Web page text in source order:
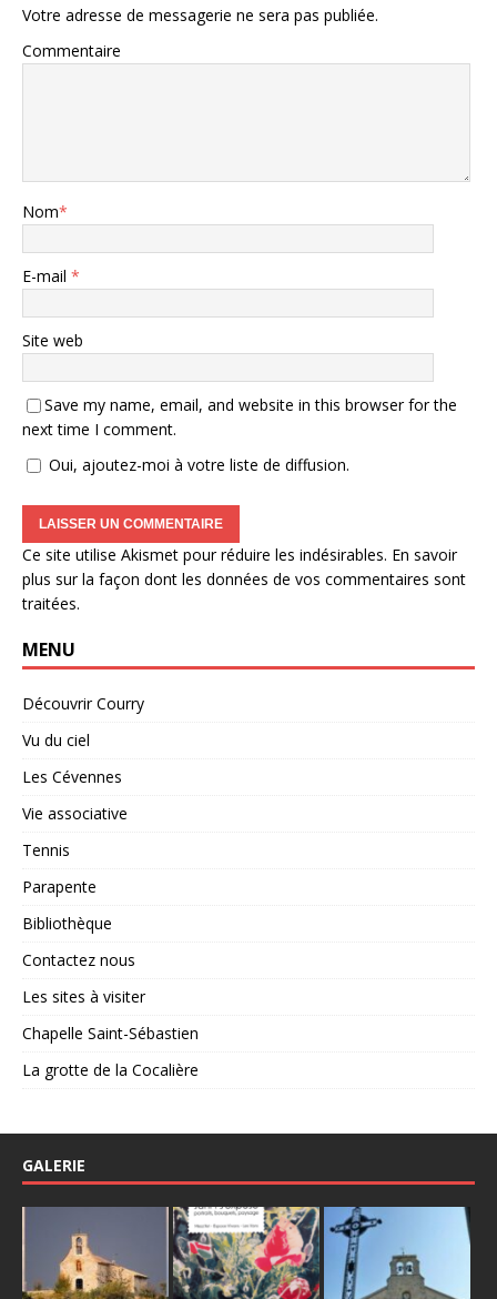
Votre adresse de messagerie ne sera pas publiée.
Commentaire
Nom*
E-mail *
Site web
Save my name, email, and website in this browser for the
next time I comment.
Oui, ajoutez-moi à votre liste de diffusion.
Ce site utilise Akismet pour réduire les indésirables. En savoir
plus sur la façon dont les données de vos commentaires sont
traitées.
MENU
Découvrir Courry
Vu du ciel
Les Cévennes
Vie associative
Tennis
Parapente
Bibliothèque
Contactez nous
Les sites à visiter
Chapelle Saint-Sébastien
La grotte de la Cocalière
GALERIE